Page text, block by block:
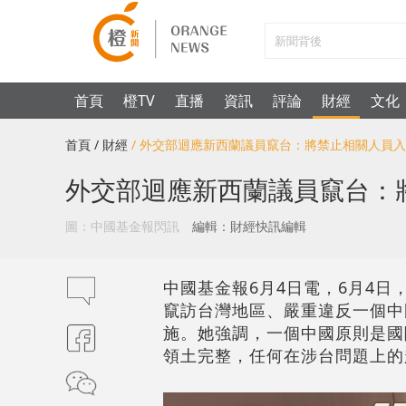
首頁 橙TV 直播 資訊 評論 財經 文化
首頁 / 財經 / 外交部迴應新西蘭議員竄台：將禁止相關人員
外交部迴應新西蘭議員竄台
圖：中國基金報閃訊 編輯：財經快訊編輯
中國基金報6月4日電，6月4日
竄訪台灣地區、嚴重違反一個
施。她強調，一個中國原則是
領土完整，任何在涉台問題上